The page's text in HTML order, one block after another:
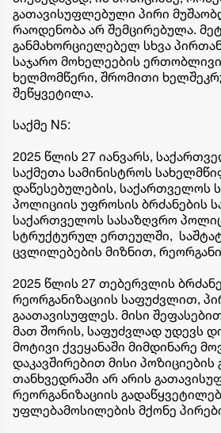
გათავისუფლებული პირი
რაოდენობა არ შემცირებულა.
განმახორციელებელ სხვა
საჯარო მოხელეების ერთობლივი
ხელმომწერი, შრომითი
შეწყვეტილა.
საქმე N5:
2025 წლის 27 იანვარს,
საქმეთა სამინისტროს
დაწესებულების, საქართველოს
პოლიციის უფროსის ბრძანების
საქართველოს სასაზღვრო
სტრუქტურულ ერთეულში,
ცვლილებების მიზნით,
2025 წლის 27 თებერვლის
რეორგანიზაციის საფუძვლით,
გაათავისუფლეს. მისი
მათ შორის, საფუძვლად უდევს
მოტივი ქვეყანაში მიმდინარე
დაკავშირებით მისი
თანხვედრაში არ არის
რეორგანიზაციის
უფლებამოსილების მქონე